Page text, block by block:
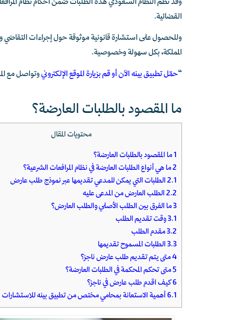
وقد نظّم النظام السعودي هذه الطلبات ضمن أحكام نظام
القضائية.
المملكة، بكل سهولة وخصوصية.
“حمّل تطبيق بينه الآن أو قم بزيارة الموقع الإلكترونيوتواصل مع
ما المقصود بالطلبات العارضة؟
محتويات المقال
1ما المقصود بالطلبات العارضة؟
2ما هي أنواع الطلبات العارضة في نظام المرافعات الشرعية؟
2.1الطلبات التي يمكن للمدعي تقديمها عبر نموذج طلب عارض
2.2الطلب العارض من المدعى عليه
3ما الفرق بين الطلب الأصلي والطلب العارض؟
3.1وقت تقديم الطلب
3.2مقدم الطلب
3.3الطلبات المسموح تقديمها
4متى يتم تقديم طلب عارض ناجز؟
5متى تحكم المحكمة في الطلبات العارضة؟
6كيف اقدم طلب عارض في ناجز؟
6.1أهمية الاستعانة بمحامي مختص من تطبيق بينه للاستشارات